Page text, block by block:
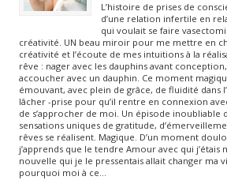
L’histoire de prises de
d’une relation infertile en
qui voulait se faire
créativité. UN beau miroir pour me mettre en
créativité et l’écoute de mes intuitions à la
rêve : nager avec les dauphins avant
accoucher avec un dauphin. Ce moment
émouvant, avec plein de grâce, de fluidité dans
lâcher -prise pour qu’il rentre en connexion
de s’approcher de moi. Un épisode inoubliable
sensations uniques de gratitude,
rêves se réalisent. Magique. D’un moment
j’apprends que le tendre Amour avec qui j’étais
nouvelle qui je le pressentais allait changer ma
pourquoi moi à ce…